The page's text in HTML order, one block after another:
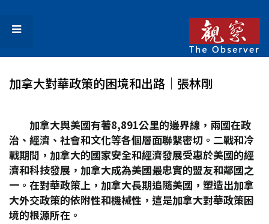
加拿大對華政策的困境和出路│張林剛
加拿大與美國有著8,891公里的邊界線，兩國在政
治、經濟、社會和文化等各個層面聯繫密切。二戰和冷
戰期間，加拿大的國家安全和經濟發展受惠於美國的經
濟和科技發展，加拿大成為美國最忠實的盟友和鄰國之
一。在對華政策上，加拿大長期追隨美國，塑造出加拿
大外交政策的依附性和機械性，這是加拿大對華政策困
境的根源所在。